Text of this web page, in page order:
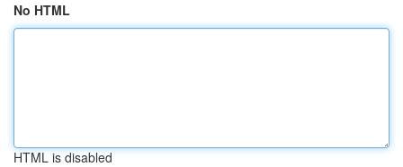
No HTML
HTML is disabled